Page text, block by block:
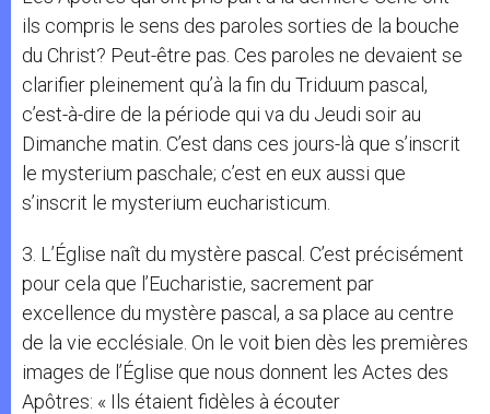
ils compris le sens des paroles sorties de la bouche
du Christ? Peut-être pas. Ces paroles ne devaient se
clarifier pleinement qu’à la fin du Triduum pascal,
c’est-à-dire de la période qui va du Jeudi soir au
Dimanche matin. C’est dans ces jours-là que s’inscrit
le mysterium paschale; c’est en eux aussi que
s’inscrit le mysterium eucharisticum.
3. L’Église naît du mystère pascal. C’est précisément
pour cela que l’Eucharistie, sacrement par
excellence du mystère pascal, a sa place au centre
de la vie ecclésiale. On le voit bien dès les premières
images de l’Église que nous donnent les Actes des
Apôtres: « Ils étaient fidèles à écouter